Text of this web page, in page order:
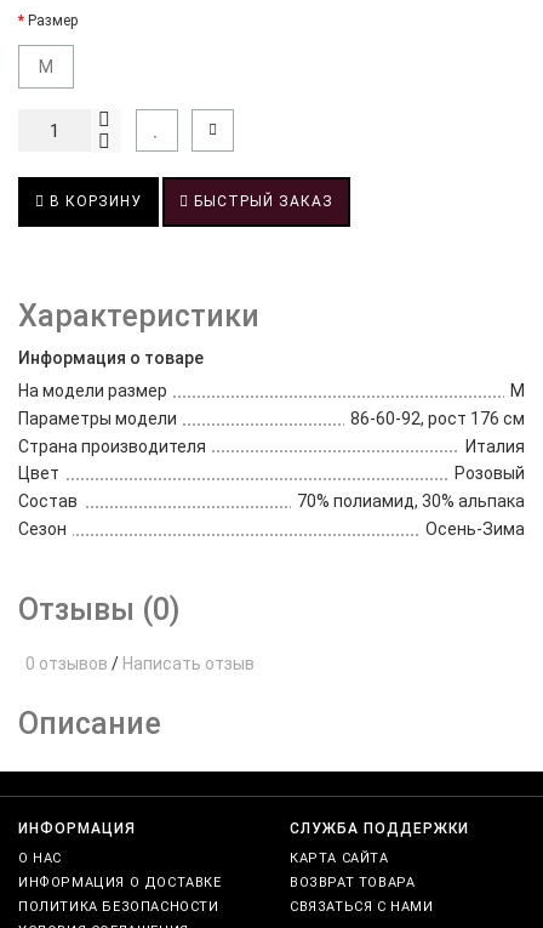
Размер
M
В КОРЗИНУ БЫСТРЫЙ ЗАКАЗ
Характеристики
Информация о товаре
На модели размер
M
Параметры модели
86-60-92, рост 176 см
Страна производителя
Италия
Цвет
Розовый
Состав
70% полиамид, 30% альпака
Сезон
Осень-Зима
Отзывы (0)
0 отзывов / Написать отзыв
Описание
ИНФОРМАЦИЯ
О НАС
ИНФОРМАЦИЯ О ДОСТАВКЕ
ПОЛИТИКА БЕЗОПАСНОСТИ
СЛУЖБА ПОДДЕРЖКИ
КАРТА САЙТА
ВОЗВРАТ ТОВАРА
СВЯЗАТЬСЯ С НАМИ